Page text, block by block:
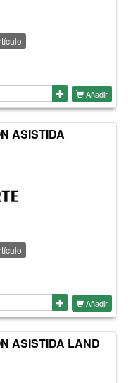
Añadir
ASISTIDA
Añadir
ASISTIDA LAND